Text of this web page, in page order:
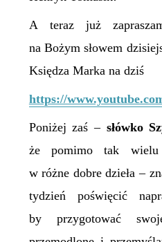
A teraz już
na Bożym słowem
Księdza Marka na dziś
https://
Poniżej zaś – słówko
że pomimo tak wielu
w różne dobre dzieła –
tydzień poświęcić
by przygotować